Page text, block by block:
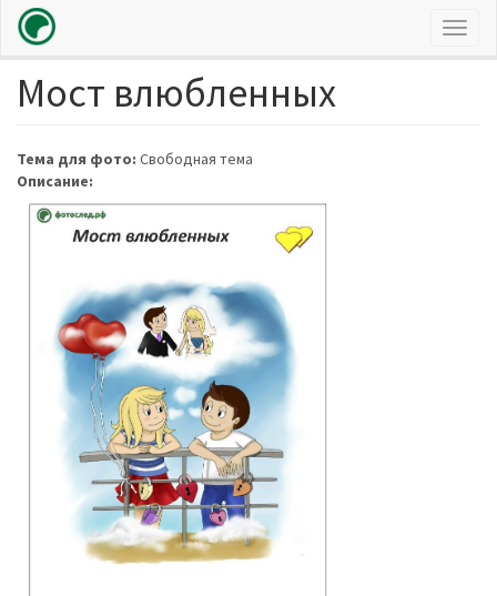
Перейти
Мост влюбленных
Тема для фото: Свободная тема
Описание: